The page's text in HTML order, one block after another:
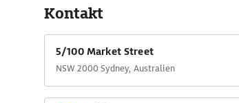
Kontakt
5/100 Market Street
NSW 2000 Sydney, Australien